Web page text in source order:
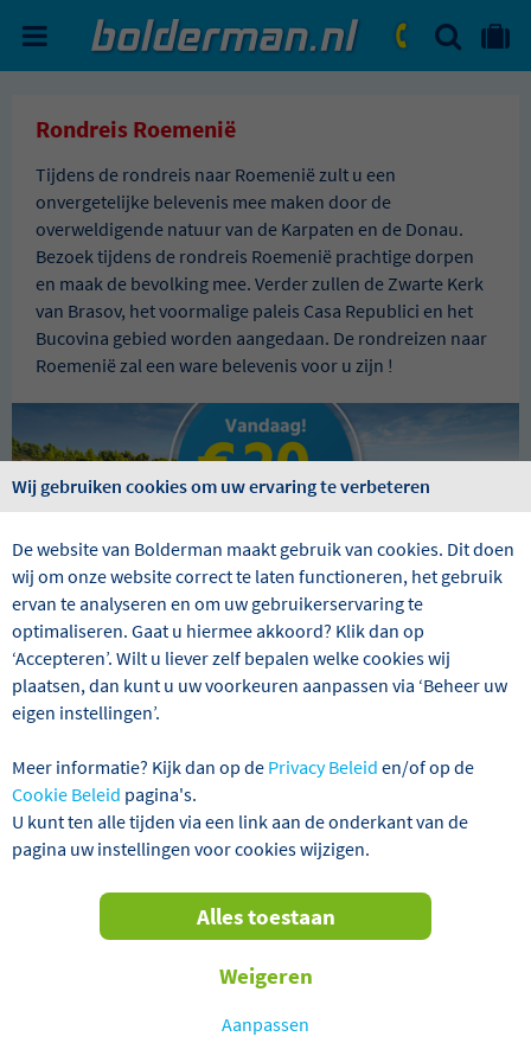
ma. - vr.: 09:00 - 17:30
ZOEKEN
Rondreis Roemenië
Tijdens de rondreis naar Roemenië zult u een
onvergetelijke belevenis mee maken door de
overweldigende natuur van de Karpaten en de Donau.
Bezoek tijdens de rondreis Roemenië prachtige dorpen
en maak de bevolking mee. Verder zullen de Zwarte Kerk
van Brasov, het voormalige paleis Casa Republici en het
Bucovina gebied worden aangedaan. De rondreizen naar
Roemenië zal een ware belevenis voor u zijn !
Wij hebben 1 reizen gevonden
Roemenië Rondreizen Alles
Verder filteren
TOT € 40,- KORTING P.P.!
Wij gebruiken cookies om uw ervaring te verbeteren
De website van Bolderman maakt gebruik van cookies. Dit doen
wij om onze website correct te laten functioneren, het gebruik
ervan te analyseren en om uw gebruikerservaring te
optimaliseren. Gaat u hiermee akkoord? Klik dan op
‘Accepteren’. Wilt u liever zelf bepalen welke cookies wij
plaatsen, dan kunt u uw voorkeuren aanpassen via ‘Beheer uw
eigen instellingen’.
Meer informatie? Kijk dan op de Privacy Beleid en/of op de
Cookie Beleid pagina's.
U kunt ten alle tijden via een link aan de onderkant van de
pagina uw instellingen voor cookies wijzigen.
Aanpassen
Weigeren
Alles toestaan